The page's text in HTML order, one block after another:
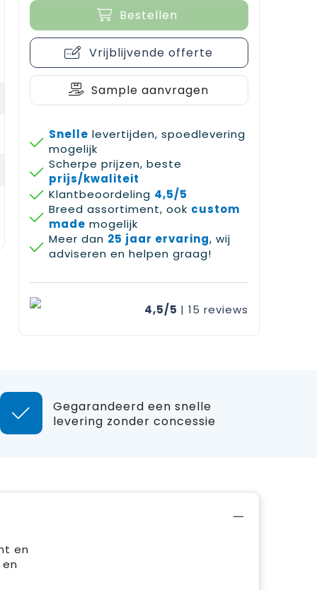
Bestellen
Vrijblijvende offerte
Sample aanvragen
Snelle levertijden, spoedlevering
mogelijk
Scherpe prijzen, beste
prijs/kwaliteit
Klantbeoordeling 4,5/5
Breed assortiment, ook custom
made mogelijk
Meer dan 25 jaar ervaring, wij
adviseren en helpen graag!
4,5/5 | 15 reviews
Gegarandeerd een snelle
levering zonder concessie
en